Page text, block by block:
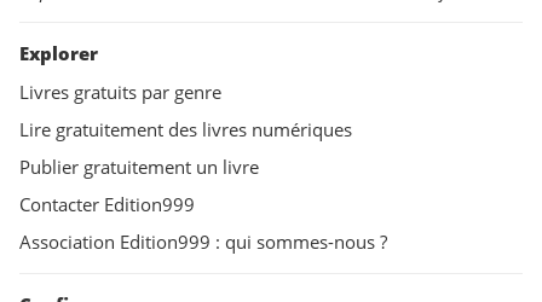
Explorer
Livres gratuits par genre
Lire gratuitement des livres numériques
Publier gratuitement un livre
Contacter Edition999
Association Edition999 : qui sommes-nous ?